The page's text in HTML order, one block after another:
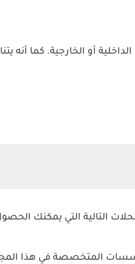
أو الخارجية. كما
التالية التي يمكنك
المتخصصة في هذا